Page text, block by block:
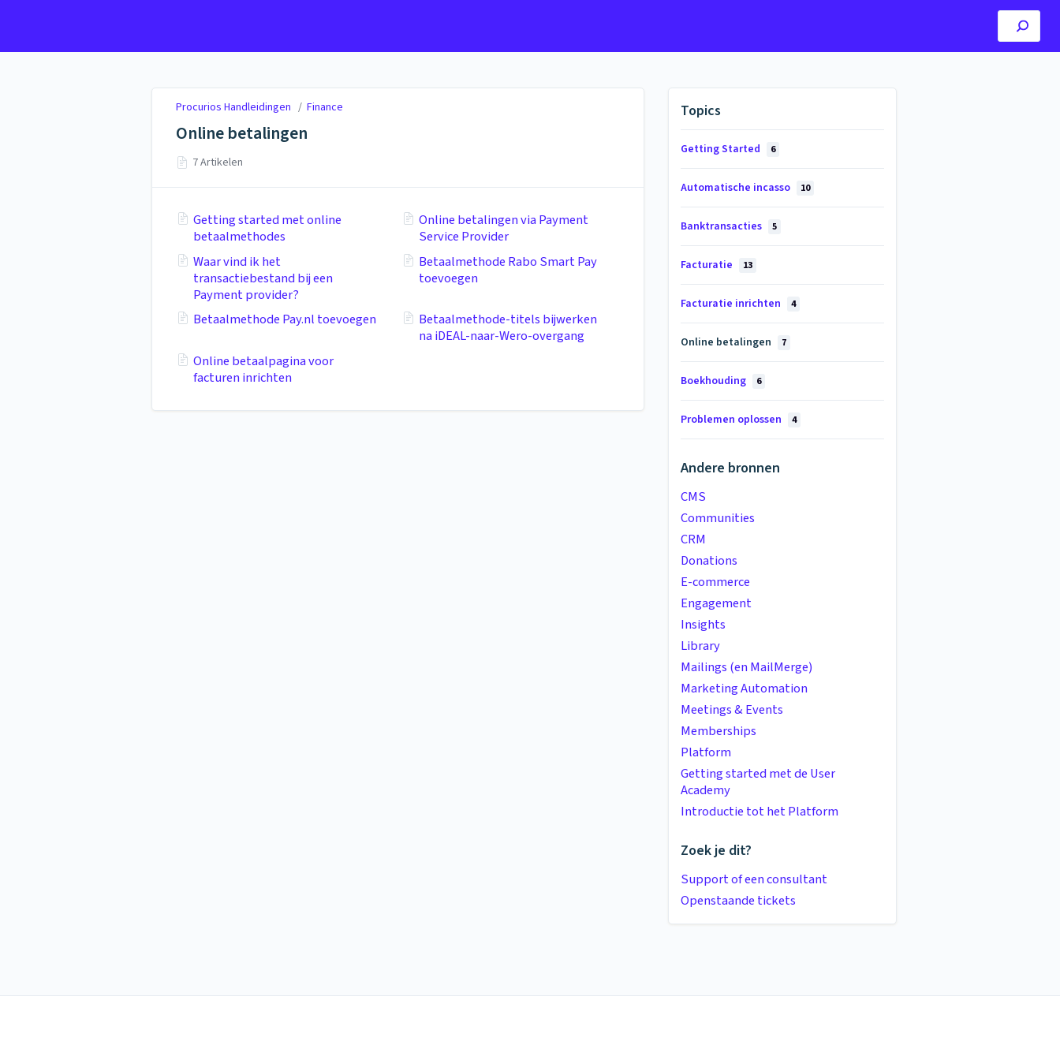
Topics
Getting Started 6
Automatische incasso 10
Banktransacties 5
Facturatie 13
Facturatie inrichten 4
Online betalingen 7
Boekhouding 6
Problemen oplossen 4
Andere bronnen
CMS
Communities
CRM
Donations
E-commerce
Engagement
Insights
Library
Mailings (en MailMerge)
Marketing Automation
Meetings & Events
Memberships
Platform
Getting started met de User
Academy
Introductie tot het Platform
Zoek je dit?
Support of een consultant
Openstaande tickets
Procurios Handleidingen / Finance
Online betalingen
7 Artikelen
Getting started met online
betaalmethodes
Online betalingen via Payment
Service Provider
Waar vind ik het
transactiebestand bij een
Payment provider?
Betaalmethode Rabo Smart Pay
toevoegen
Betaalmethode Pay.nl toevoegen
Betaalmethode-titels bijwerken
na iDEAL-naar-Wero-overgang
Online betaalpagina voor
facturen inrichten